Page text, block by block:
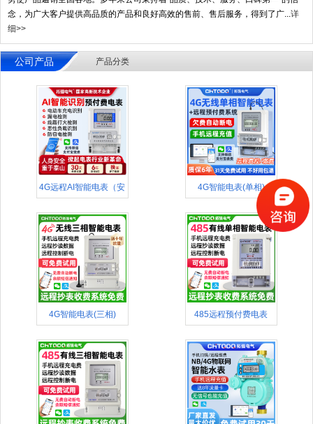
念，为广大客户提供高品质的产品和良好高效的售前、售后服务，得到了广...详
细>>
公司产品 产品分类
4G远程AI智能电表（安 4G智能电表(单相)
4G智能电表(三相) 485远程预付费电表